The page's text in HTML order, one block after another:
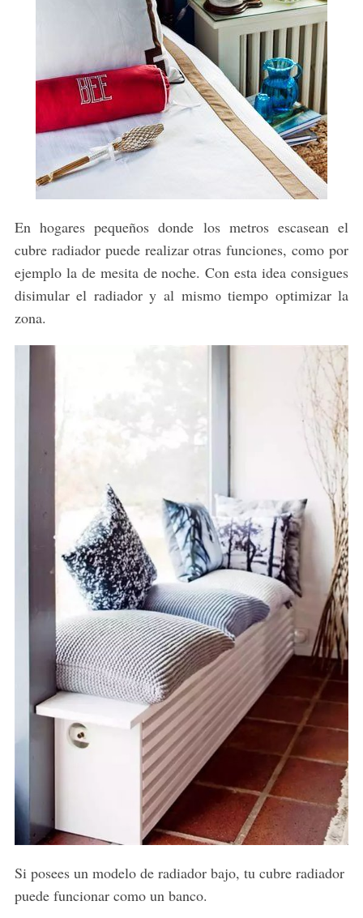
En hogares pequeños donde los metros escasean el
cubre radiador puede realizar otras funciones, como por
ejemplo la de mesita de noche. Con esta idea consigues
disimular el radiador y al mismo tiempo optimizar la
zona.
Si posees un modelo de radiador bajo, tu cubre radiador
puede funcionar como un banco.